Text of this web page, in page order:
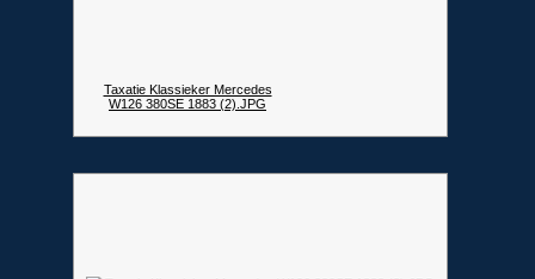
Taxatie Klassieker Mercedes
W126 380SE 1883 (2).JPG